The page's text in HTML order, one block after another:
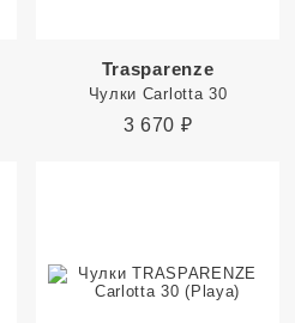
Trasparenze
Чулки Carlotta 30
3 670 ₽